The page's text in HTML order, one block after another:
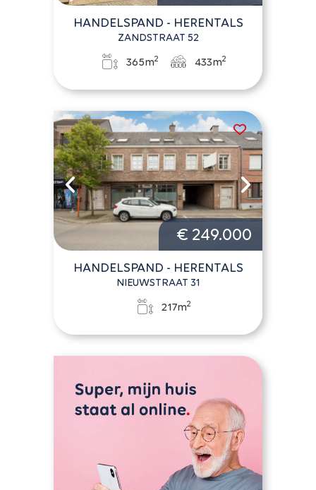
HANDELSPAND - HERENTALS
ZANDSTRAAT 52
365m2 433m2
€ 249.000
HANDELSPAND - HERENTALS
NIEUWSTRAAT 31
217m2